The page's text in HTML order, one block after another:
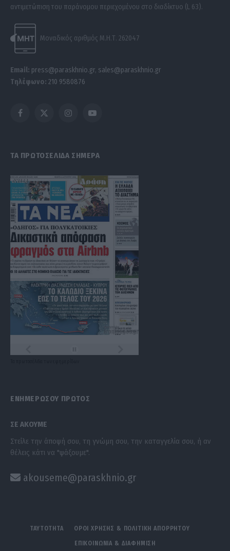
αντιμετώπιση του παράνομου περιεχομένου στο διαδίκτυο (L 63).
Μοναδικός αριθμός Μ.Η.Τ. 262047
Email: press@paraskhnio.gr, sales@paraskhnio.gr
Τηλέφωνο: 210 9580876
Facebook
X
InstagramYouTube
ΤΑ ΠΡΩΤΟΣΕΛΙΔΑ ΣΗΜΕΡΑ
ΕΝΗΜΕΡΩΣΟΥ ΠΡΩΤΟΣ
ΣΕ ΑΚΟΥΜΕ
Στείλε την άποψή σου, τη γνώμη σου, την καταγγελία σου, ή αν
θέλεις κάτι να "ψάξουμε".
akouseme@paraskhnio.gr
ΤΑΥΤΟΤΗΤΑ ΟΡΟΙ ΧΡΗΣΗΣ & ΠΟΛΙΤΙΚΗ ΑΠΟΡΡΗΤΟΥ
ΕΠΙΚΟΙΝΩΝΙΑ & ΔΙΑΦΗΜΙΣΗ